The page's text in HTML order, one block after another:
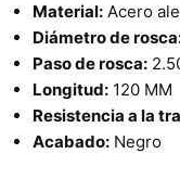
Material: Acero
Diámetro de
Paso de rosca:
Longitud: 120 MM
Resistencia a la
Acabado: Negro